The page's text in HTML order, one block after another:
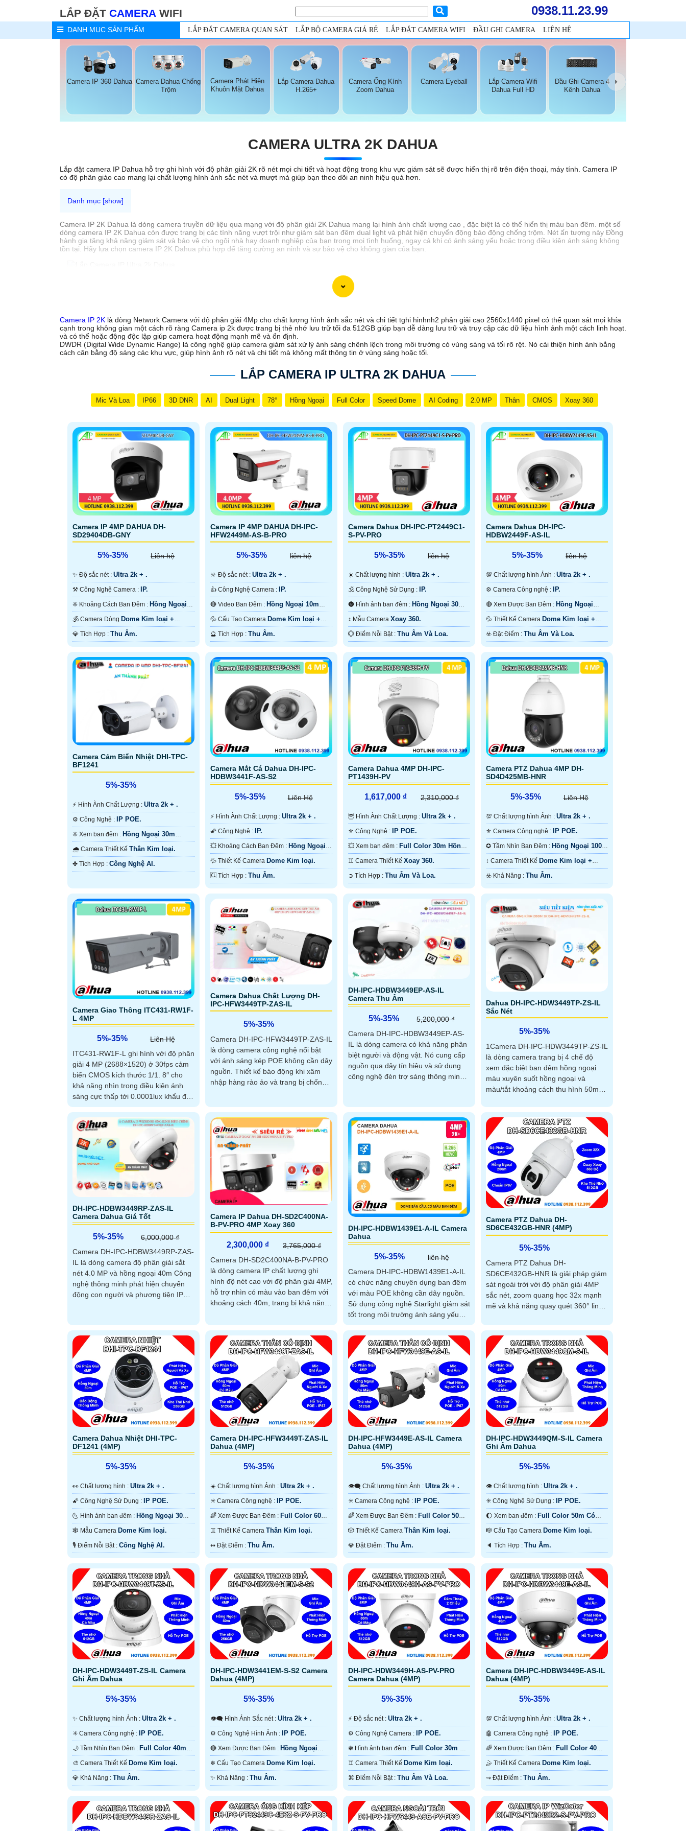
LẮP ĐẶT CAMERA WIFI 0938.11.23.99
DANH MỤC SẢN PHẨM LẮP ĐẶT CAMERA QUAN SÁT LẮP BỘ CAMERA GIÁ RẺ LẮP ĐẶT CAMERA WIFI ĐẦU GHI CAMERA LIÊN HỆ
Camera IP 360 Dahua Camera Dahua Chống
Trộm
Camera Phát Hiện
Khuôn Mặt Dahua
Lắp Camera Dahua
H.265+
Camera Ống Kính
Zoom Dahua
Camera Eyeball
Lắp Camera Wifi
Dahua Full HD
Đầu Ghi Camera 4
Kênh Dahua
CAMERA ULTRA 2K DAHUA
Lắp đặt camera IP Dahua hỗ trợ ghi hình với độ phân giải 2K rõ nét mọi chi tiết và hoạt động trong khu vực giám sát sẽ được hiển thị rõ trên điện thoại, máy tính. Camera IP
có độ phân giảo cao mang lại chất lượng hình ảnh sắc nét và mượt mà giúp bạn theo dõi an ninh hiệu quả hơn.
Camera IP 2K Dahua là dòng camera truyền dữ liệu qua mạng với độ phân giải 2K Dahua mang lại hình ảnh chất lượng cao , đặc biệt là có thể hiển thị màu ban đêm. một số
dòng camera IP 2K Dahua còn được trang bị các tính năng vượt trội như giám sát ban đêm dual light và phát hiện chuyển động báo động chống trộm. Nét ấn tượng này Đồng
hành gia tăng khả năng giám sát và bảo vệ cho ngôi nhà hay doanh nghiệp của bạn trong mọi tình huống, ngay cả khi có ánh sáng yếu hoặc trong điều kiện ánh sáng không
tồn tại. Hãy lựa chọn camera IP 2K Dahua phù hợp để tăng cường an ninh và sự bảo vệ cho không gian của bạn.
Camera IP 2K là dòng Network Camera với độ phân giải 4Mp cho chất lượng hình ảnh sắc nét và chi tiết tghi hinhnh2 phân giải cao 2560x1440 pixel có thể quan sát mọi khía
cạnh trong không gian một cách rõ ràng Camera ip 2k được trang bị thẻ nhớ lưu trữ tối đa 512GB giúp bạn dễ dàng lưu trữ và truy cập các dữ liệu hình ảnh một cách linh hoạt.
và có thể hoặc động độc lập giúp camera hoạt động mạnh mẽ và ổn định.
DWDR (Digital Wide Dynamic Range) là công nghệ giúp camera giám sát xử lý ánh sáng chênh lệch trong môi trường có vùng sáng và tối rõ rệt. Nó cải thiện hình ảnh bằng
cách cân bằng độ sáng các khu vực, giúp hình ảnh rõ nét và chi tiết mà không mất thông tin ở vùng sáng hoặc tối.
LẮP CAMERA IP ULTRA 2K DAHUA
Mic Và Loa IP66 3D DNR AI Dual Light 78° Hồng Ngoại Full Color Speed Dome AI Coding 2.0 MP Thân CMOS Xoay 360
Camera IP 4MP DAHUA DH-
SD29404DB-GNY
5%-35% Liên hệ
✨ Độ sắc nét : Ultra 2k + .
⚒ Công Nghệ Camera : IP.
❈ Khoảng Cách Ban Đêm : Hồng Ngoại
10m Hồng Ngoại SMD.
🕉️ Camera Dòng Dome Kim loại +
Nhựa.
️💎 Tích Hợp : Thu Âm.
Camera IP 4MP DAHUA DH-IPC-
HFW2449M-AS-B-PRO
5%-35% liên hệ
🔆 Độ sắc nét : Ultra 2k + .
👍 Công Nghệ Camera : IP.
🔴 Video Ban Đêm : Hồng Ngoại 10m
Hồng Ngoại SMD.
💦 Cấu Tạo Camera Dome Kim loại +
Nhựa.
️🔮 Tích Hợp : Thu Âm.
Camera Dahua DH-IPC-PT2449C1-
S-PV-PRO
5%-35% liên hệ
☀️ Chất lượng hình : Ultra 2k + .
🕉️ Công Nghệ Sử Dụng : IP.
🌚 Hình ảnh ban đêm : Hồng Ngoại 30m
ONVIF.
↕️ Mẫu Camera Xoay 360.
️💮 Điểm Nỗi Bật : Thu Âm Và Loa.
Camera Dahua DH-IPC-
HDBW2449F-AS-IL
5%-35% liên hệ
💯 Chất lượng hình Ảnh : Ultra 2k + .
⚙ Camera Công nghệ : IP.
🔴 Xem Được Ban Đêm : Hồng Ngoại
30m ONVIF.
💦 Thiết Kế Camera Dome Kim loại +
Nhựa.
️☣️ Đặt Điểm : Thu Âm Và Loa.
Camera Cảm Biến Nhiệt DHI-TPC-
BF1241
5%-35%
️⚡ Hình Ành Chất Lượng : Ultra 2k + .
⚙ Công Nghệ : IP POE.
❈ Xem ban đêm : Hồng Ngoại 30m
ONVIF.
🌧️ Camera Thiết Kế Thân Kim loại.
️✤ Tích Hợp : Công Nghệ AI.
Camera Mắt Cá Dahua DH-IPC-
HDBW3441F-AS-S2
5%-35% Liên Hệ
️⚡ Hình Ành Chất Lượng : Ultra 2k + .
🌠 Công Nghệ : IP.
💥 Khoảng Cách Ban Đêm : Hồng Ngoại
30m ONVIF.
💦 Thiết Kế Camera Dome Kim loại.
️🆑 Tích Hợp : Thu Âm.
Camera Dahua 4MP DH-IPC-
PT1439H-PV
1,617,000 ₫ 2,310,000 ₫
🦉 Hình Ành Chất Lượng : Ultra 2k + .
⚜️ Công Nghệ : IP POE.
💥 Xem ban đêm : Full Color 30m Hồng
Ngoại SMD.
♊ Camera Thiết Kế Xoay 360.
️➲ Tích Hợp : Thu Âm Và Loa.
Camera PTZ Dahua 4MP DH-
SD4D425MB-HNR
5%-35% Liên Hệ
💯 Chất lượng hình Ảnh : Ultra 2k + .
⚜️ Camera Công nghệ : IP POE.
✪ Tầm Nhìn Ban Đêm : Hồng Ngoại 100m
Hồng Ngoại SMD.
↕️ Camera Thiết Kế Dome Kim loại +
Nhựa.
️☣️ Khả Năng : Thu Âm.
Camera Giao Thông ITC431-RW1F-
L 4MP
5%-35%
Liên Hệ
ITC431-RW1F-L ghi hình với độ phân
giải 4 MP (2688×1520) ở 30fps cảm
biến CMOS kích thước 1/1. 8″ cho
khả năng nhìn trong điều kiện ánh
sáng cực thấp tới 0.0001lux khẩu độ
F1
Camera Dahua Chất Lượng DH-
IPC-HFW3449TP-ZAS-IL
5%-35%
Camera DH-IPC-HFW3449TP-ZAS-IL
là dòng camera công nghệ nổi bật
với ánh sáng kép POE không cần dây
nguồn. Thiết kế báo động khi xâm
nhập hàng rào ảo và trang bị chống
ngược
DH-IPC-HDBW3449EP-AS-IL
Camera Thu Âm
5%-35%
5,200,000 ₫
Camera DH-IPC-HDBW3449EP-AS-
IL là dòng camera có khả năng phân
biệt người và động vật. Nó cung cấp
nguồn qua dây tín hiệu và sử dụng
công nghệ đèn trợ sáng thông minh
Dahua DH-IPC-HDW3449TP-ZS-IL
Sắc Nét
5%-35%
1Camera DH-IPC-HDW3449TP-ZS-IL
là dòng camera trang bị 4 chế độ
xem đặc biệt ban đêm hồng ngoại
màu xuyên suốt hồng ngoại và
màu/tắt khoảng cách thu hình 50m
khe cắm thẻ 512GBThiết kế nhỏ gọn
Dome Kim loại + NhựaTích hợp Thu
Âm và âm thanh to nhỏ
DH-IPC-HDBW3449RP-ZAS-IL
Camera Dahua Giá Tốt
5%-35%
6,000,000 ₫
Camera DH-IPC-HDBW3449RP-ZAS-
IL là dòng camera độ phân giải sắt
nét 4.0 MP và hồng ngoại 40m Công
nghệ thông minh phát hiện chuyển
động con người và phương tiện IP
Camera IP Dahua DH-SD2C400NA-
B-PV-PRO 4MP Xoay 360
2,300,000 ₫
3,765,000 ₫
Camera DH-SD2C400NA-B-PV-PRO
là dòng camera IP chất lượng ghi
hình độ nét cao với độ phân giải 4MP,
hỗ trợ nhìn có màu vào ban đêm với
khoảng cách 40m, trang bị khả năng
cấp công nghệ phát hiện người SMD
3.0 giúp đảm bảo an ninh toàn diện
DH-IPC-HDBW1439E1-A-IL Camera
Dahua
5%-35%
liên hệ
Camera DH-IPC-HDBW1439E1-A-IL
có chức năng chuyên dụng ban đêm
với màu POE không cần dây nguồn.
Sử dụng công nghệ Starlight giám sát
tốt trong môi trường ánh sáng yếu
hiển thị màu sắc sáng đẹp
Camera PTZ Dahua DH-
SD6CE432GB-HNR (4MP)
5%-35%
Camera PTZ Dahua DH-
SD6CE432GB-HNR là giải pháp giám
sát ngoài trời với độ phân giải 4MP
sắc nét, zoom quang học 32x mạnh
mẽ và khả năng quay quét 360° linh
đêm lên tới 250m và tính năng Auto-
tracking thông minh, camera giúp
theo dõi mục tiêu chính xác
Camera Dahua Nhiệt DHI-TPC-
DF1241 (4MP)
5%-35%
️👀 Chất lượng hình : Ultra 2k + .
🌠 Công Nghệ Sử Dụng : IP POE.
🌜 Hình ảnh ban đêm : Hồng Ngoại 30m
Hồng Ngoại Smart IR.
🕸️ Mẫu Camera Dome Kim loại.
️🎙 Điểm Nỗi Bật : Công Nghệ AI.
Camera DH-IPC-HFW3449T-ZAS-IL
Dahua (4MP)
5%-35%
☀️ Chất lượng hình Ảnh : Ultra 2k + .
✳️ Camera Công nghệ : IP POE.
🌈 Xem Được Ban Đêm : Full Color 60m
Có Màu Ban Ðêm.
♊ Thiết Kế Camera Thân Kim loại.
️↭ Đặt Điểm : Thu Âm.
DH-IPC-HFW3449E-AS-IL Camera
Dahua (4MP)
5%-35%
👁️‍🗨 Chất lượng hình Ảnh : Ultra 2k + .
✳️ Camera Công nghệ : IP POE.
🌈 Xem Được Ban Đêm : Full Color 50m
Có Màu Ban Ðêm.
🎲 Thiết Kế Camera Thân Kim loại.
️💎 Đặt Điểm : Thu Âm.
DH-IPC-HDW3449QM-S-IL Camera
Ghi Âm Dahua
5%-35%
👁 Chất lượng hình : Ultra 2k + .
✳️ Công Nghệ Sử Dụng : IP POE.
🌔 Xem ban đêm : Full Color 50m Có
Màu Ban Ðêm.
🎼️ Cấu Tạo Camera Dome Kim loại.
️🔈 Tích Hợp : Thu Âm.
DH-IPC-HDW3449T-ZS-IL Camera
Ghi Âm Dahua
5%-35%
✨ Chất lượng hình Ảnh : Ultra 2k + .
✳️ Camera Công nghệ : IP POE.
🌙 Tầm Nhìn Ban Đêm : Full Color 40m
Có Màu Ban Ðêm.
🎨 Camera Thiết Kế Dome Kim loại.
️💎 Khả Năng : Thu Âm.
DH-IPC-HDW3441EM-S-S2 Camera
Dahua (4MP)
5%-35%
👁️‍🗨 Hình Ảnh Sắc nét : Ultra 2k + .
⚙ Công Nghệ Hình Ảnh : IP POE.
🔴 Xem Được Ban Đêm : Hồng Ngoại
50m Hồng Ngoại Smart IR.
❄ Cấu Tạo Camera Dome Kim loại.
️✨ Khả Năng : Thu Âm.
DH-IPC-HDW3449H-AS-PV-PRO
Camera Dahua (4MP)
5%-35%
️⚡ Độ sắc nét : Ultra 2k + .
⚙ Công Nghệ Camera : IP POE.
❃ Hình ảnh ban đêm : Full Color 30m Có
Màu Ban Ðêm.
♊ Camera Thiết Kế Dome Kim loại.
️⌘ Điểm Nỗi Bật : Thu Âm Và Loa.
Camera DH-IPC-HDBW3449E-AS-IL
Dahua (4MP)
5%-35%
💯 Chất lượng hình Ảnh : Ultra 2k + .
🤖️ Camera Công nghệ : IP POE.
🌈 Xem Được Ban Đêm : Full Color 40m
Có Màu Ban Ðêm.
🤹 Thiết Kế Camera Dome Kim loại.
️⇝ Đặt Điểm : Thu Âm.